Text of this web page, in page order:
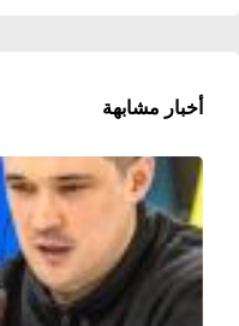
أخبار مشابهة